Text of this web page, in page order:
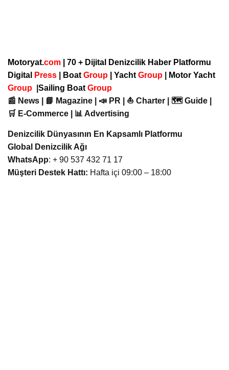
Motoryat.com | 70 + Dijital Denizcilik Haber Platformu
Digital
Press Boat Group Yacht Group
Motor Yacht
Group
Sailing Boat Group
📰 News | 📘 Magazine | 📣 PR | ⛵ Charter | 🗺️ Guide |
🛒 E-Commerce | 📊 Advertising
Denizcilik Dünyasının En Kapsamlı Platformu
Global Denizcilik Ağı
WhatsApp: + 90 537 432 71 17
Müşteri Destek Hattı: Hafta içi 09:00 – 18:00